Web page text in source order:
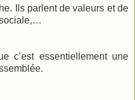
Ils parlent de valeurs et de
c’est essentiellement une